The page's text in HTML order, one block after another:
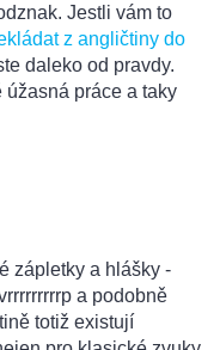
Jestli vám to
z angličtiny do
daleko od pravdy.
práce a taky
zápletky a hlášky -
a podobně
totiž existují